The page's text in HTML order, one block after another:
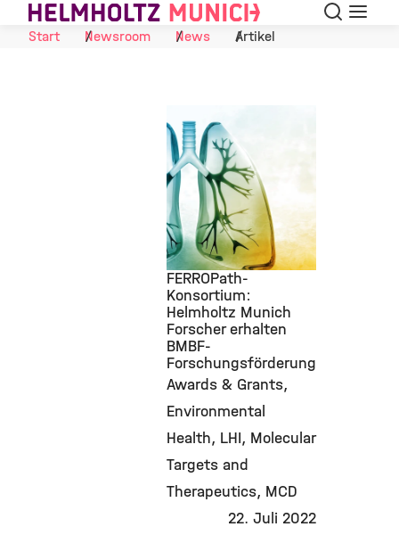
Skip to Content Suche
Start
Newsroom News Artikel
©
FERROPath-
Konsortium:
Helmholtz Munich
Forscher erhalten
BMBF-
Forschungsförderung
Awards & Grants
Environmental
Health LHI Molecular
Targets and
Therapeutics MCD
22. Juli 2022